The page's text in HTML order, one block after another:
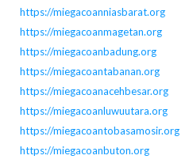
https://miegacoanniasbarat.org
https://miegacoanmagetan.org
https://miegacoanbadung.org
https://miegacoantabanan.org
https://miegacoanacehbesar.org
https://miegacoanluwuutara.org
https://miegacoantobasamosir.org
https://miegacoanbuton.org